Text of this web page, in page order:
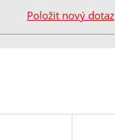
Položit nový dotaz